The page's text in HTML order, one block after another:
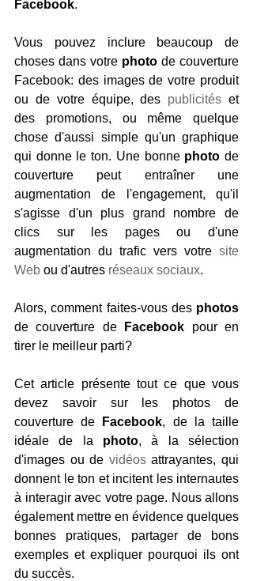
Facebook.
Vous pouvez inclure beaucoup de
choses dans votre photo de couverture
Facebook: des images de votre produit
ou de votre équipe, des publicités et
des promotions, ou même quelque
chose d'aussi simple qu'un graphique
qui donne le ton. Une bonne photo de
couverture peut entraîner une
augmentation de l'engagement, qu'il
s'agisse d'un plus grand nombre de
clics sur les pages ou d'une
augmentation du trafic vers votre site
Web ou d'autres réseaux sociaux.
Alors, comment faites-vous des
de couverture de
Facebook pour en
tirer le meilleur parti?
Cet article présente tout ce que vous
devez savoir sur les photos de
couverture de
Facebook, de la taille
idéale de la photo, à la sélection
d'images ou de vidéos attrayantes, qui
donnent le ton et incitent les internautes
à interagir avec votre page. Nous allons
également mettre en évidence quelques
bonnes pratiques, partager de bons
exemples et expliquer pourquoi ils ont
du succès.